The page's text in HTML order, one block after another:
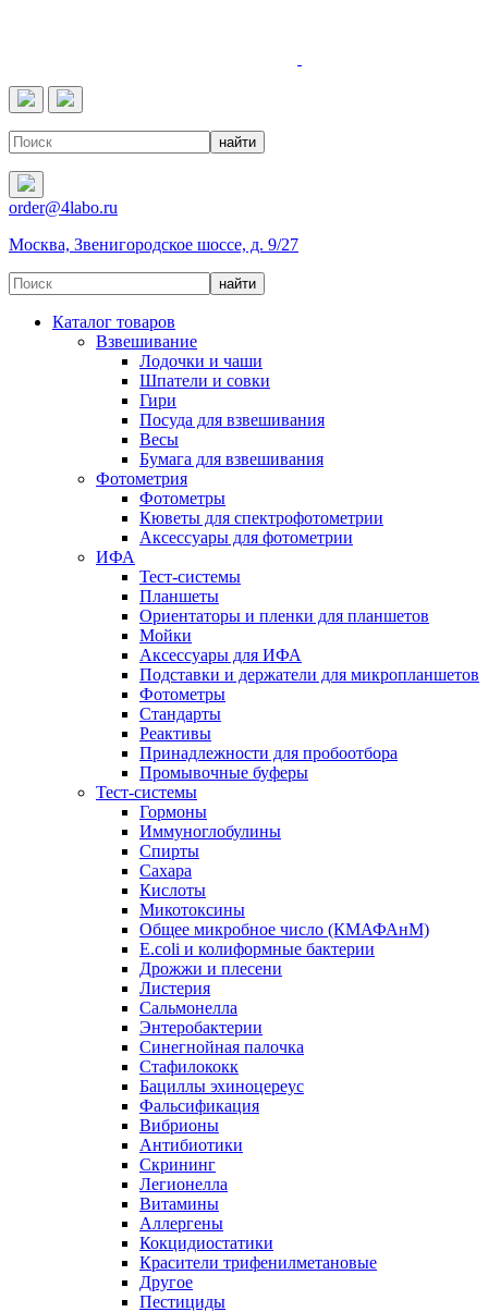
order@4labo.ru
Москва, Звенигородское шоссе, д. 9/27
Каталог товаров
Взвешивание
Лодочки и чаши
Шпатели и совки
Гири
Посуда для взвешивания
Весы
Бумага для взвешивания
Фотометрия
Фотометры
Кюветы для спектрофотометрии
Аксессуары для фотометрии
ИФА
Тест-системы
Планшеты
Ориентаторы и пленки для планшетов
Мойки
Аксессуары для ИФА
Подставки и держатели для микропланшетов
Фотометры
Стандарты
Реактивы
Принадлежности для пробоотбора
Промывочные буферы
Тест-системы
Гормоны
Иммуноглобулины
Спирты
Сахара
Кислоты
Микотоксины
Общее микробное число (КМАФАнМ)
E.coli и колиформные бактерии
Дрожжи и плесени
Листерия
Сальмонелла
Энтеробактерии
Синегнойная палочка
Стафилококк
Бациллы эхиноцереус
Фальсификация
Вибрионы
Антибиотики
Скрининг
Легионелла
Витамины
Аллергены
Кокцидиостатики
Красители трифенилметановые
Другое
Пестициды